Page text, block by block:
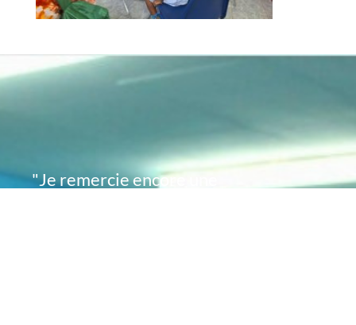
"Je remercie encore une